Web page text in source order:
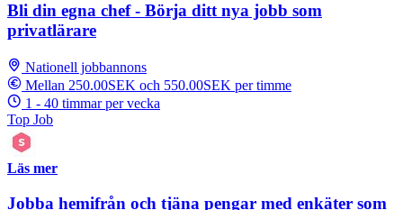
Bli din egna chef - Börja ditt nya jobb som
privatlärare
Nationell jobbannons
Mellan 250.00SEK och 550.00SEK per timme
1 - 40 timmar per vecka
Top Job
Läs mer
Jobba hemifrån och tjäna pengar med enkäter som